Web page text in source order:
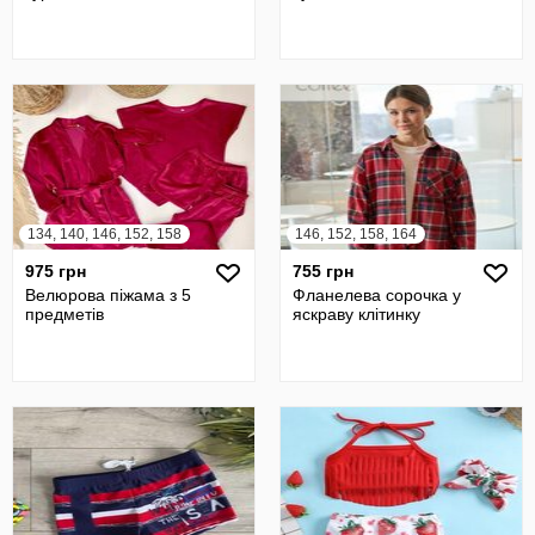
134, 140, 146, 152, 158
975 грн
Велюрова піжама з 5
предметів
146, 152, 158, 164
755 грн
Фланелева сорочка у
яскраву клітинку